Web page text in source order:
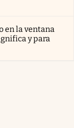
en la ventana
y para